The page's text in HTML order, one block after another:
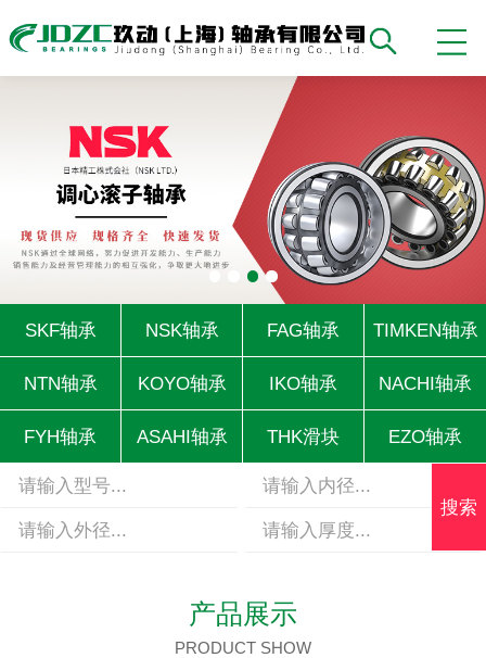
SKF轴承 NSK轴承 FAG轴承 TIMKEN轴承
NTN轴承 KOYO轴承 IKO轴承 NACHI轴承
FYH轴承 ASAHI轴承 THK滑块 EZO轴承
搜索
产品展示
PRODUCT SHOW